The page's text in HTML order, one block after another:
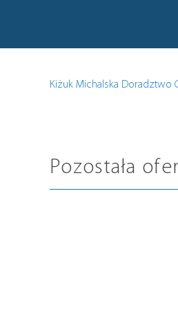
Kiżuk Michalska Doradztwo
Pozostała